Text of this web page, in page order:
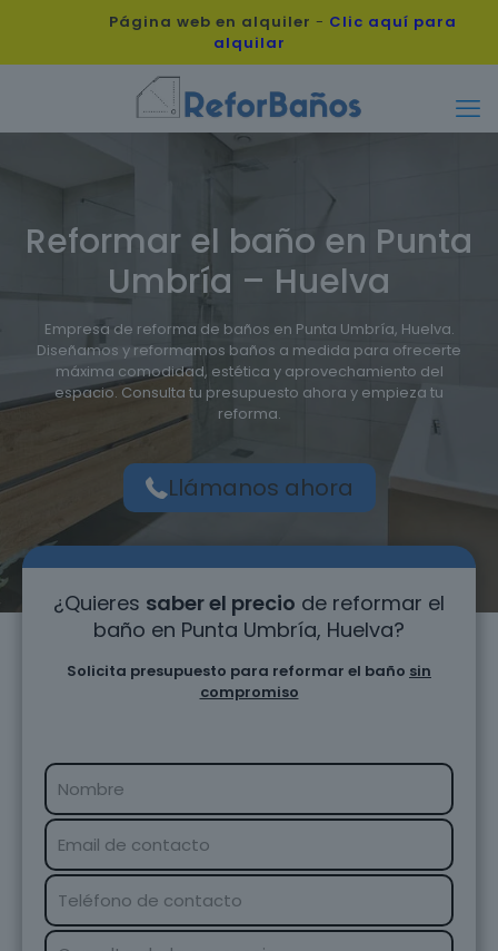
Página web en alquiler - Clic aquí para
alquilar
Reformar el baño en Punta
Umbría – Huelva
Empresa de reforma de baños en Punta Umbría, Huelva.
Diseñamos y reformamos baños a medida para ofrecerte
máxima comodidad, estética y aprovechamiento del
espacio. Consulta tu presupuesto ahora y empieza tu
reforma.
Llámanos ahora
¿Quieres saber el precio de reformar el
baño en Punta Umbría, Huelva?
Solicita presupuesto para reformar el baño sin
compromiso